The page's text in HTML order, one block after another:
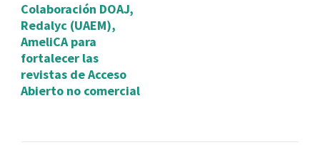
Colaboración DOAJ,
Redalyc (UAEM),
AmeliCA para
fortalecer las
revistas de Acceso
Abierto no comercial